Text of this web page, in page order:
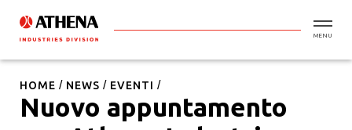
MENU
HOME NEWS EVENTI
Nuovo appuntamento